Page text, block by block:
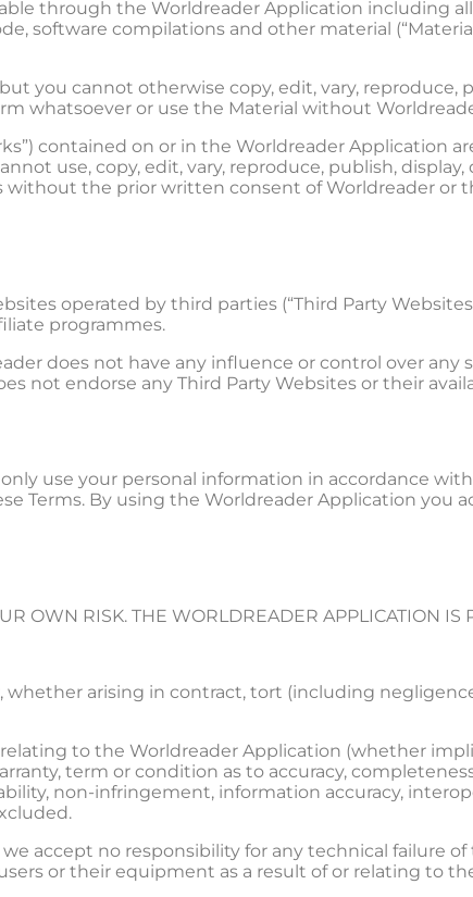
through the Worldreader Application including
software compilations and other material
you cannot otherwise copy, edit, vary, reproduce,
whatsoever or use the Material without
contained on or in the Worldreader Application
use, copy, edit, vary, reproduce, publish,
the prior written consent of Worldreader or
operated by third parties (“Third Party
programmes.
does not have any influence or control over any
not endorse any Third Party Websites or their
use your personal information in accordance
Terms. By using the Worldreader Application you
OWN RISK. THE WORLDREADER APPLICATION IS
whether arising in contract, tort (including
to the Worldreader Application (whether
term or condition as to accuracy,
non-infringement, information accuracy,
accept no responsibility for any technical failure
or their equipment as a result of or relating to